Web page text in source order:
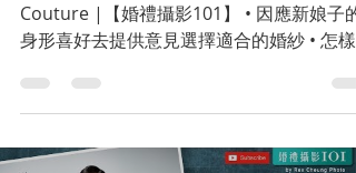
Couture |【婚禮攝影101】 • 因應新娘子的
身形喜好去提供意見選擇適合的婚紗 • 怎樣
婚紗前要準備什麼￼￼￼ • 小小化妝是想婚紗感覺
好很多 • 建議婚禮前九